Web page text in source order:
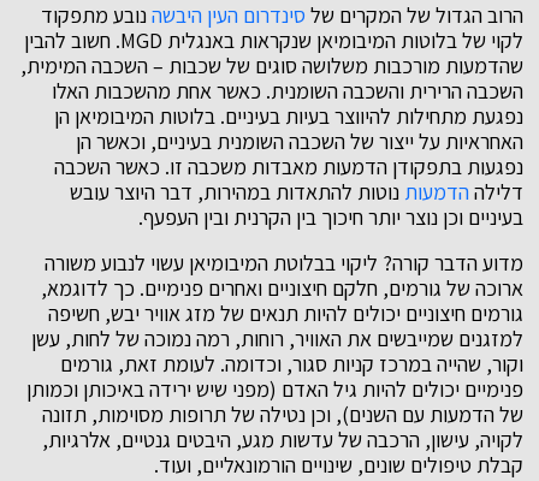
הרוב הגדול של המקרים של סינדרום העין היבשהנובע מתפקוד
לקוי של בלוטות המיבומיאן שנקראות באנגלית MGD. חשוב להבין
שהדמעות מורכבות משלושה סוגים של שכבות – השכבה המימית,
השכבה הרירית והשכבה השומנית. כאשר אחת מהשכבות האלו
נפגעת מתחילות להיווצר בעיות בעיניים. בלוטות המיבומיאן הן
האחראיות על ייצור של השכבה השומנית בעיניים, וכאשר הן
נפגעות בתפקודן הדמעות מאבדות משכבה זו. כאשר השכבה
דלילההדמעות נוטות להתאדות במהירות, דבר היוצר עובש
בעיניים וכן נוצר יותר חיכוך בין הקרנית ובין העפעף.
מדוע הדבר קורה? ליקוי בבלוטת המיבומיאן עשוי לנבוע משורה
ארוכה של גורמים, חלקם חיצוניים ואחרים פנימיים. כך לדוגמא,
גורמים חיצוניים יכולים להיות תנאים של מזג אוויר יבש, חשיפה
למזגנים שמייבשים את האוויר, רוחות, רמה נמוכה של לחות, עשן
וקור, שהייה במרכז קניות סגור, וכדומה. לעומת זאת, גורמים
פנימיים יכולים להיות גיל האדם (מפני שיש ירידה באיכותן וכמותן
של הדמעות עם השנים), וכן נטילה של תרופות מסוימות, תזונה
לקויה, עישון, הרכבה של עדשות מגע, היבטים גנטיים, אלרגיות,
קבלת טיפולים שונים, שינויים הורמונאליים, ועוד.